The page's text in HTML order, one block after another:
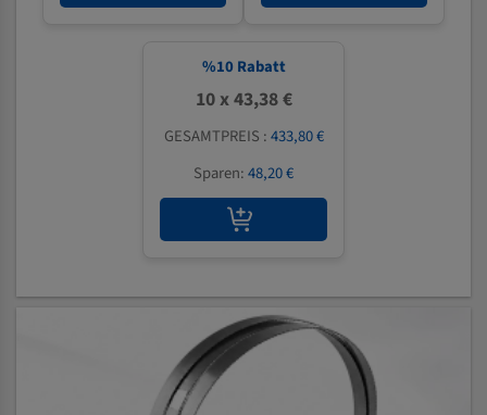
%10 Rabatt
10 x 43,38 €
GESAMTPREIS :433,80 €
Sparen:48,20 €